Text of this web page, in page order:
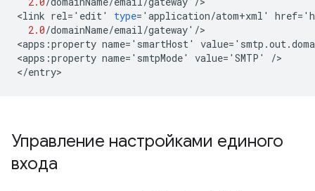
<link rel= ' edit' type= ' application/atom+xml ' href= '
2.0/domainName/email/gateway' />
<apps :property name= ' smartHost' value= ' smtp .out.
<apps :property name= ' smtpMode' value= ' SMTP ' />
</entry
Управление настройками единого
входа